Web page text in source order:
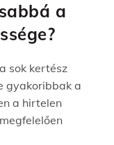
a
sok kertész
gyakoribbak a
a hirtelen